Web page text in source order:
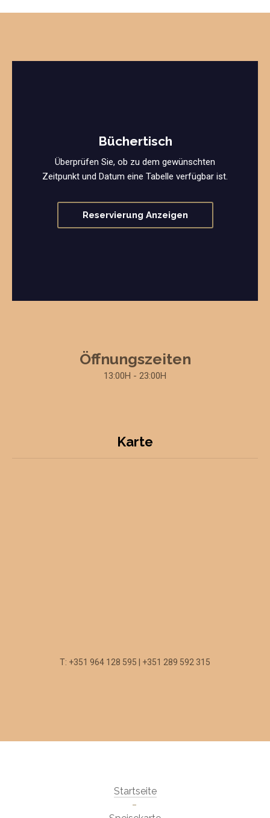
Büchertisch
Überprüfen Sie, ob zu dem gewünschten
Zeitpunkt und Datum eine Tabelle verfügbar ist.
Reservierung Anzeigen
Öffnungszeiten
13:00H - 23:00H
Karte
T: +351 964 128 595 | +351 289 592 315
Startseite